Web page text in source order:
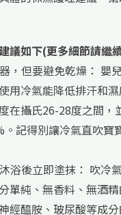
議如下(更多細節請繼
，但要避免乾燥： 嬰
用冷氣能降低排汗和
在攝氏26-28度之間，
記得別讓冷氣直吹寶
浴後立即塗抹： 吹冷
單純、無香料、無酒
經醯胺、玻尿酸等成分